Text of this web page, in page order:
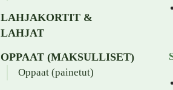
LAHJAKORTIT &
LAHJAT
OPPAAT (MAKSULLISET)
Oppaat (painetut)